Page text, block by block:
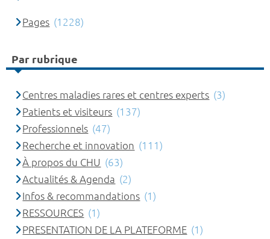
Pages (1228)
Par rubrique
Centres maladies rares et centres experts (3)
Patients et visiteurs (137)
Professionnels (47)
Recherche et innovation (111)
À propos du CHU (63)
Actualités & Agenda (2)
Infos & recommandations (1)
RESSOURCES (1)
PRESENTATION DE LA PLATEFORME (1)